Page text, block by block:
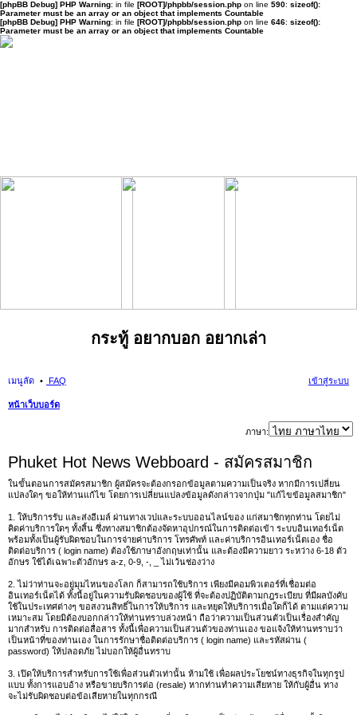
[phpBB Debug] PHP Warning: in file [ROOT]/phpbb/session.php on line 590: sizeof():
Parameter must be an array or an object that implements Countable
[phpBB Debug] PHP Warning: in file [ROOT]/phpbb/session.php on line 646: sizeof():
Parameter must be an array or an object that implements Countable
กระทู้ อยากบอก อยากเล่า
เมนูลัด FAQ เข้าสู่ระบบ
หน้าเว็บบอร์ด
นห
ภาษา:
Phuket Hot News Webboard - สมัครสมาชิก
ในขั้นตอนการสมัครสมาชิก ผู้สมัครจะต้องกรอกข้อมูลตามความเป็นจริง หากมีการเปลี่ยน
แปลงใดๆ ขอให้ท่านแก้ไข โดยการเปลี่ยนแปลงข้อมูลดังกล่าวจากปุ่ม "แก้ไขข้อมูลสมาชิก"
1. ให้บริการรับ และส่งอีเมล์ ผ่านทางเวปและระบบออนไลน์ของ แก่สมาชิกทุกท่าน โดยไม่
คิดค่าบริการใดๆ ทั้งสิ้น ซึ่งทางสมาชิกต้องจัดหาอุปกรณ์ในการติดต่อเข้า ระบบอินเทอร์เน็ต
พร้อมทั้งเป็นผู้รับผิดชอบในการจ่ายค่าบริการ โทรศัพท์ และค่าบริการอินเทอร์เน็ตเอง ชื่อ
ติดต่อบริการ ( login name) ต้องใช้ภาษาอังกฤษเท่านั้น และต้องมีความยาว ระหว่าง 6-18 ตัว
อักษร ใช้ได้เฉพาะตัวอักษร a-z, 0-9, -, _ ไม่เว้นช่องว่าง
2. ไม่ว่าท่านจะอยู่มุมไหนของโลก ก็สามารถใช้บริการ เพียงมีคอมพิวเตอร์ที่เชื่อมต่อ
อินเทอร์เน็ตได้ ทั้งนี้อยู่ในความรับผิดชอบของผู้ใช้ ที่จะต้องปฏิบัติตามกฎระเบียบ ที่มีผลบังคับ
ใช้ในประเทศต่างๆ ขอสงวนสิทธิ์ในการให้บริการ และหยุดให้บริการเมื่อใดก็ได้ ตามแต่ความ
เหมาะสม โดยมิต้องบอกกล่าวให้ท่านทราบล่วงหน้า ถือว่าความเป็นส่วนตัวเป็นเรื่องสำคัญ
มากสำหรับ การติดต่อสื่อสาร ทั้งนี้เพื่อความเป็นส่วนตัวของท่านเอง ขอแจ้งให้ท่านทราบว่า
เป็นหน้าที่ของท่านเอง ในการรักษาชื่อติดต่อบริการ ( login name) และรหัสผ่าน (
password) ให้ปลอดภัย ไม่บอกให้ผู้อื่นทราบ
3. เปิดให้บริการสำหรับการใช้เพื่อส่วนตัวเท่านั้น ห้ามใช้ เพื่อผลประโยชน์ทางธุรกิจในทุกรูป
แบบ ทั้งการแอบอ้าง หรือขายบริการต่อ (resale) หากท่านทำความเสียหาย ให้กับผู้อื่น ทาง
จะไม่รับผิดชอบต่อข้อเสียหายในทุกกรณี